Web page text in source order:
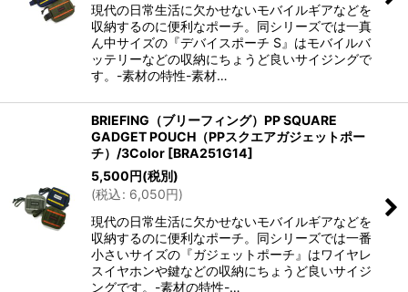
現代の日常生活に欠かせないモバイルギアなどを
収納するのに便利なポーチ。同シリーズでは一真
ん中サイズの『デバイスポーチ S』はモバイルバ
ッテリーなどの収納にちょうど良いサイジングで
す。-素材の特性-素材…
BRIEFING（ブリーフィング）PP SQUARE
GADGET POUCH（PPスクエアガジェットポー
チ）/3Color [BRA251G14]
5,500円(税別)
(税込: 6,050円)
現代の日常生活に欠かせないモバイルギアなどを
収納するのに便利なポーチ。同シリーズでは一番
小さいサイズの『ガジェットポーチ』はワイヤレ
スイヤホンや鍵などの収納にちょうど良いサイジ
ングです。-素材の特性-…